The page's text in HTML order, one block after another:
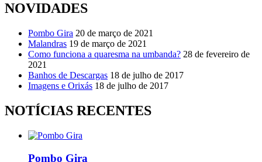
NOVIDADES
Pombo Gira 20 de março de 2021
Malandras 19 de março de 2021
Como funciona a quaresma na umbanda? 28 de fevereiro de
2021
Banhos de Descargas 18 de julho de 2017
Imagens e Orixás 18 de julho de 2017
NOTÍCIAS RECENTES
Pombo Gira